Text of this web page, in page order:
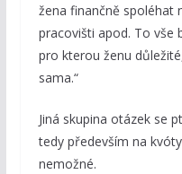
žena finančně spoléhat
pracovišti apod. To vše
pro kterou ženu
sama.“
Jiná skupina otázek se
tedy především na
nemožné.